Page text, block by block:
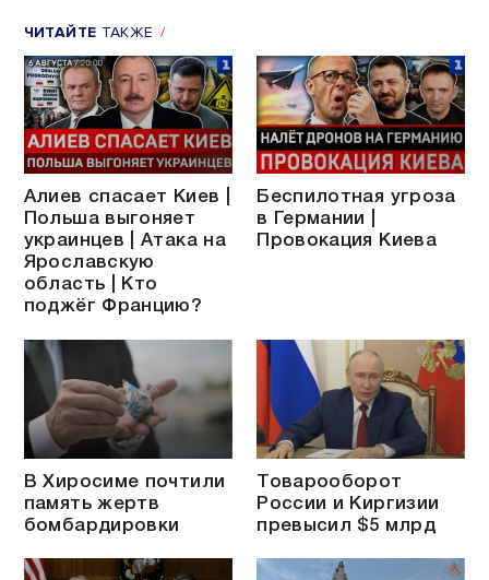
ЧИТАЙТЕ ТАКЖЕ
Алиев спасает Киев |
Польша выгоняет
украинцев | Атака на
Ярославскую
область | Кто
поджёг Францию?
Беспилотная угроза
в Германии |
Провокация Киева
В Хиросиме почтили
память жертв
бомбардировки
Товарооборот
России и Киргизии
превысил $5 млрд